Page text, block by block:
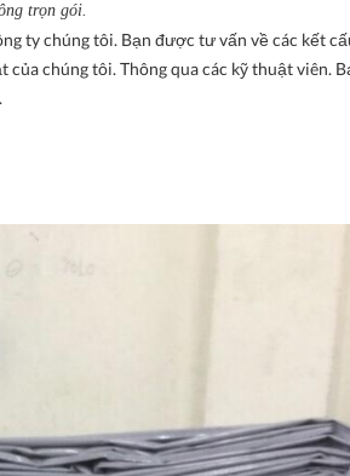
trọn gói.
ty chúng tôi. Bạn được tư vấn về các kết
chúng tôi. Thông qua các kỹ thuật viên.